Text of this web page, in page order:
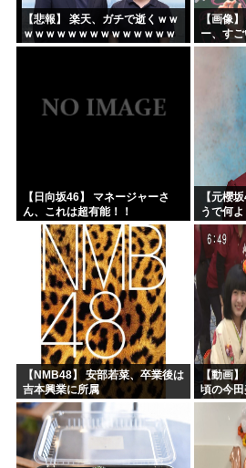
【悲報】 楽天、ガチで逝くｗｗ
ｗｗｗｗｗｗｗｗｗｗｗｗｗｗ
ｗｗｗｗ
【画像
ー、すご
【日向坂46】 マネージャーさ
ん、これは超有能！！
【元櫻
うで何よ
【NMB48】 安部若菜、卒業後は
吉本興業に所属
【動画
頃の今
ｗｗｗ